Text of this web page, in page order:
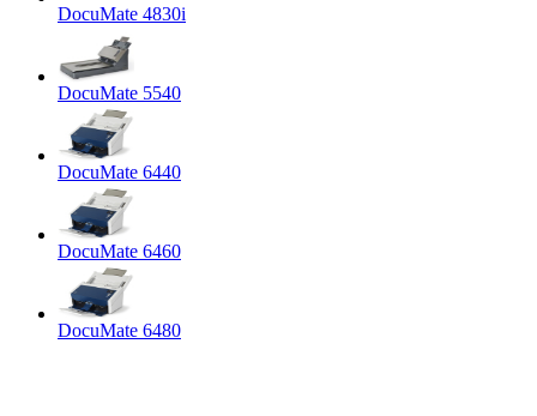
DocuMate 4830i
DocuMate 5540
DocuMate 6440
DocuMate 6460
DocuMate 6480